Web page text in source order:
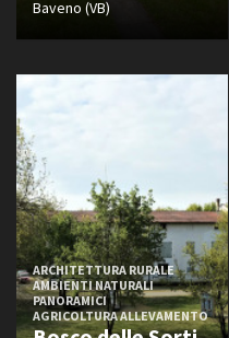
Baveno (VB)
ARCHITETTURA RURALE
AMBIENTI NATURALI
PANORAMICI
AGRICOLTURA ALLEVAMENTO